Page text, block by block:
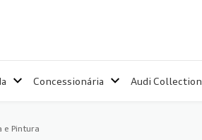
Concessionária Audi Collection
e Pintura